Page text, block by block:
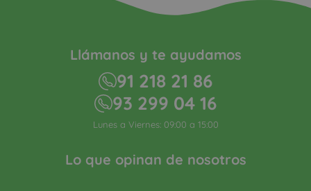
Lo que opinan de nosotros
Llámanos y te ayudamos
91 218 21 86
93 299 04 16
Lunes a Viernes: 09:00 a 15:00